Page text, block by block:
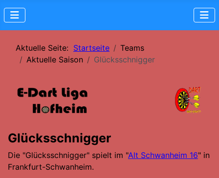
Aktuelle Seite: Startseite
Teams
Aktuelle Saison
Glücksschnigger
Glücksschnigger
Die "Glücksschnigger" spielt im "Alt Schwanheim 16" in
Frankfurt-Schwanheim.